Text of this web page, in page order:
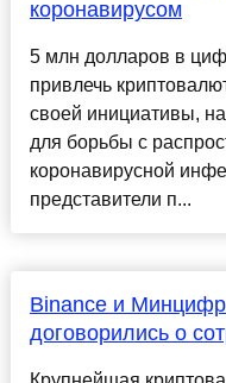
коронавирусом
5 млн долларов в
привлечь
своей инициативы,
для борьбы с
коронавирусной
представители п...
Binance и
договорились о